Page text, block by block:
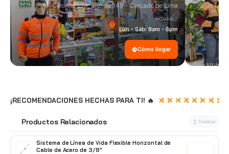
Av. Colonial 278, Tienda 149 - Cercado de Lima
HORARIO
Lun - Sáb: 9am - 6pm
Cómo llegar
Jr. Las
¡RECOMENDACIONES HECHAS PARA TI! 🔥
Productos Relacionados ↕ Deslizar
Sistema de Línea de Vida Flexible Horizontal de
Cable de Acero de 3/8"